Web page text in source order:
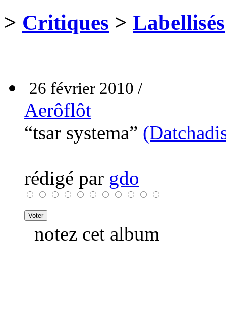
> Critiques > Labellisés
26 février 2010 /
Aerôflôt
“tsar systema”
rédigé par gdo
notez cet album